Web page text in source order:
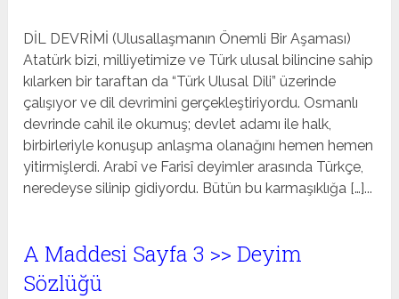
DİL DEVRİMİ (Ulusallaşmanın Önemli Bir Aşaması)
Atatürk bizi, milliyetimize ve Türk ulusal bilincine sahip
kılarken bir taraftan da “Türk Ulusal Dili” üzerinde
çalışıyor ve dil devrimini gerçekleştiriyordu. Osmanlı
devrinde cahil ile okumuş; devlet adamı ile halk,
birbirleriyle konuşup anlaşma olanağını hemen hemen
yitirmişlerdi. Arabî ve Farisî deyimler arasında Türkçe,
neredeyse silinip gidiyordu. Bütün bu karmaşıklığa […]...
A Maddesi Sayfa 3 >> Deyim
Sözlüğü